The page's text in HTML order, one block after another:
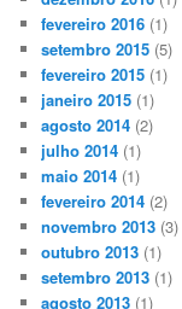
fevereiro 2016 (1)
setembro 2015 (5)
fevereiro 2015 (1)
janeiro 2015 (1)
agosto 2014 (2)
julho 2014 (1)
maio 2014 (1)
fevereiro 2014 (2)
novembro 2013 (3)
outubro 2013 (1)
setembro 2013 (1)
agosto 2013 (1)